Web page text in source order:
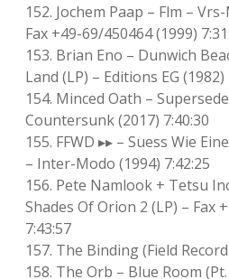
152. Jochem Paap – Flm –
Fax +49-69/450464 (1999)
153. Brian Eno – Dunwich
Land (LP) – Editions EG (1982)
154. Minced Oath –
Countersunk (2017) 7:40:30
155. FFWD ▸▸ – Suess Wie
– Inter-Modo (1994) 7:42:25
156. Pete Namlook + Tetsu
Shades Of Orion 2 (LP) – Fax
7:43:57
157. The Binding (Field
158. The Orb – Blue Room